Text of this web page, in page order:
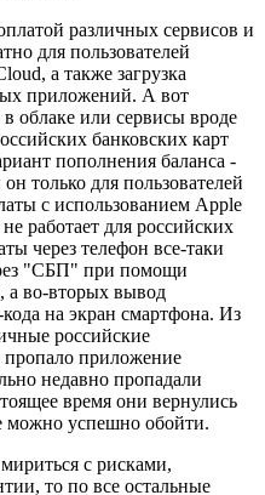
различных сервисов и
для пользователей
а также загрузка
приложений. А вот
облаке или сервисы вроде
банковских карт
пополнения баланса -
только для пользователей
с использованием Apple
работает для российских
через телефон все-таки
"СБП" при помощи
а во-вторых вывод
на экран смартфона. Из
российские
приложение
недавно пропадали
время они вернулись
можно успешно обойти.
с рисками,
то по все остальные